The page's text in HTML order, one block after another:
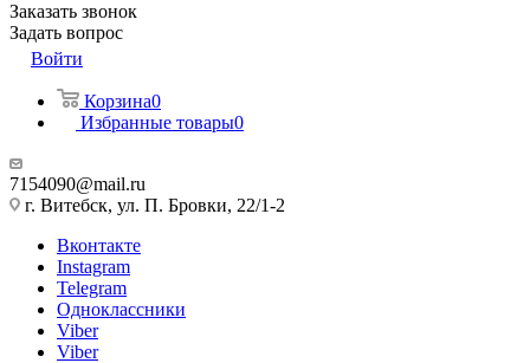
Заказать звонок
Задать вопрос
Войти
Корзина0
Избранные товары0
7154090@mail.ru
г. Витебск, ул. П. Бровки, 22/1-2
Вконтакте
Instagram
Telegram
Одноклассники
Viber
Viber